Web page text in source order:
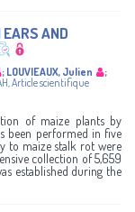
AND
; LOUVIEAUX, Julien
;
,Article scientifique
of maize plants by
been performed in five
to maize stalk rot were
collection of 5,659
established during the